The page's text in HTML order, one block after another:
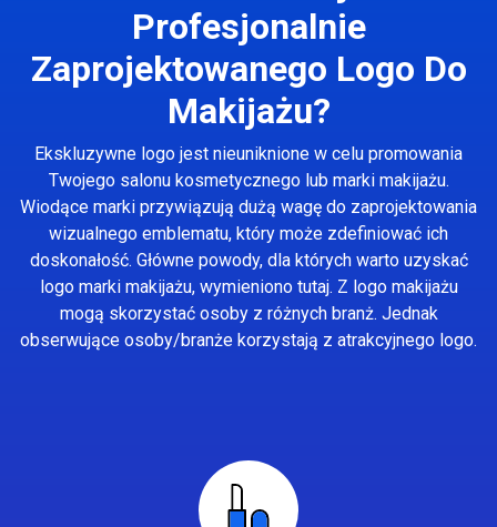
Profesjonalnie
Zaprojektowanego Logo Do
Makijażu?
Ekskluzywne logo jest nieuniknione w celu promowania
Twojego salonu kosmetycznego lub marki makijażu.
Wiodące marki przywiązują dużą wagę do zaprojektowania
wizualnego emblematu, który może zdefiniować ich
doskonałość. Główne powody, dla których warto uzyskać
logo marki makijażu, wymieniono tutaj. Z logo makijażu
mogą skorzystać osoby z różnych branż. Jednak
obserwujące osoby/branże korzystają z atrakcyjnego logo.